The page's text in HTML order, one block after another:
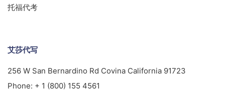
托福代考
艾莎代写
256 W San Bernardino Rd Covina California 91723
Phone: + 1 (800) 155 4561